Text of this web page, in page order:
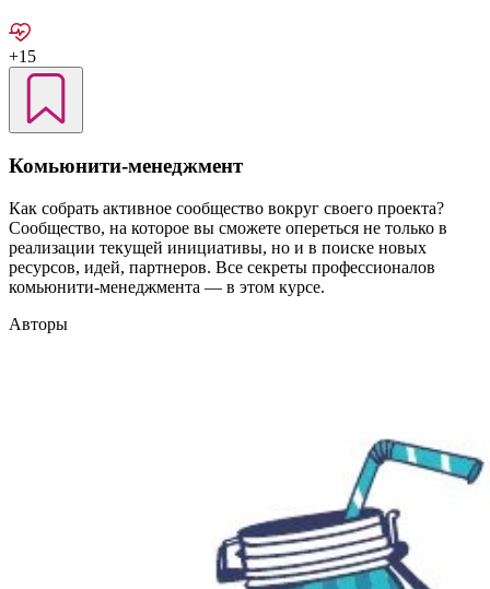
+15
Комьюнити-менеджмент
Как собрать активное сообщество вокруг своего проекта?
Сообщество, на которое вы сможете опереться не только в
реализации текущей инициативы, но и в поиске новых
ресурсов, идей, партнеров. Все секреты профессионалов
комьюнити-менеджмента — в этом курсе.
Авторы